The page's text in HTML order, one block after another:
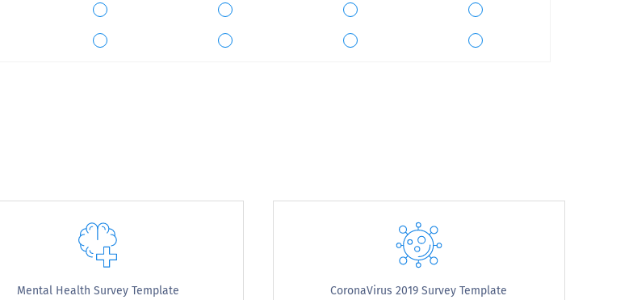
della salute e della sicurezza sul lavoro. Si prega di scegliere le opzioni di
Disaccordo Pienamente d'accordo
Mental Health Survey Template CoronaVirus 2019 Survey Template